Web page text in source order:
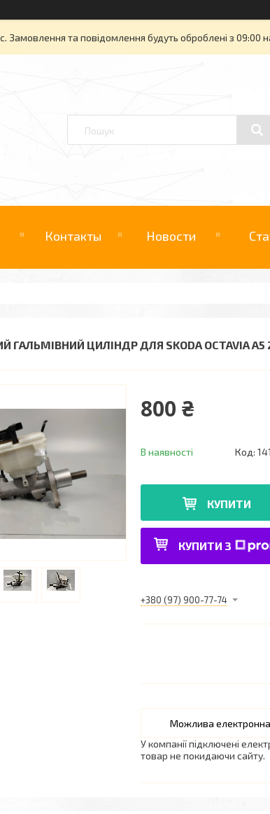
Замовлення та повідомлення будуть оброблені з 09:00
Контакты Новости
ГАЛЬМІВНИЙ ЦИЛІНДР ДЛЯ SKODA OCTAVIA A5
800 ₴
В наявності Код:
КУПИТИ
КУПИТИ З
+380 (97) 900-77-74
У компанії підключені
товар не покидаючи сайту.